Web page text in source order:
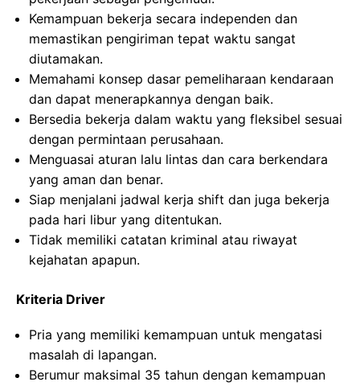
Kemampuan bekerja secara independen dan
memastikan pengiriman tepat waktu sangat
diutamakan.
Memahami konsep dasar pemeliharaan kendaraan
dan dapat menerapkannya dengan baik.
Bersedia bekerja dalam waktu yang fleksibel sesuai
dengan permintaan perusahaan.
Menguasai aturan lalu lintas dan cara berkendara
yang aman dan benar.
Siap menjalani jadwal kerja shift dan juga bekerja
pada hari libur yang ditentukan.
Tidak memiliki catatan kriminal atau riwayat
kejahatan apapun.
Kriteria Driver
Pria yang memiliki kemampuan untuk mengatasi
masalah di lapangan.
Berumur maksimal 35 tahun dengan kemampuan